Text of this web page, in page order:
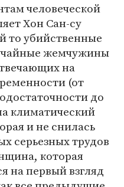
человеческой
Хон Сан-су
то убийственные
жемчужины
на
(от
до
климатический
и не снилась
серьезных трудов
которая
на первый взгляд